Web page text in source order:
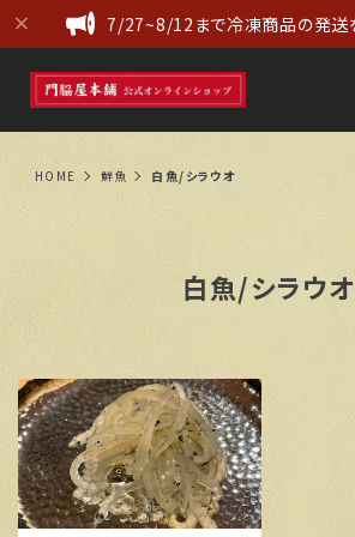
7/27~8/12まで冷凍商品の発送
HOME 鮮魚 白魚/シラウオ
白魚/シラウオ